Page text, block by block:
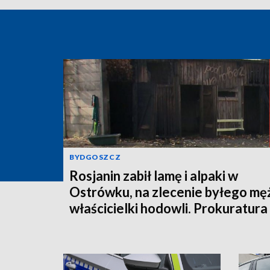
BYDGOSZCZ
Rosjanin zabił lamę i alpaki w
Ostrówku, na zlecenie byłego
właścicielki hodowli. Prokuratura